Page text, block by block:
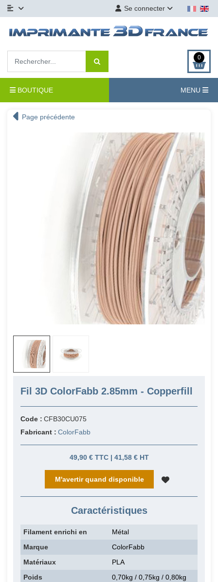
Se connecter
0
BOUTIQUE MENU
Page précédente
Fil 3D ColorFabb 2.85mm - Copperfill
Code : CFB30CU075
Fabricant : ColorFabb
49,90 € TTC | 41,58 € HT
M'avertir quand disponible
Caractéristiques
Filament enrichi en
Métal
Marque
ColorFabb
Matériaux
PLA
Poids
0,70kg / 0,75kg / 0,80kg